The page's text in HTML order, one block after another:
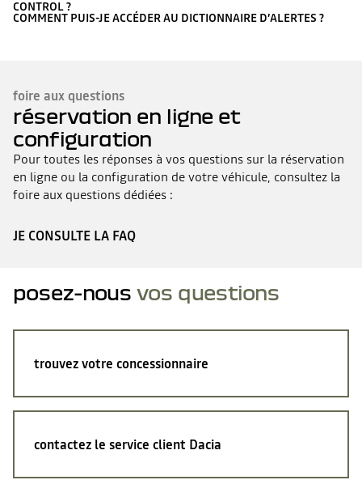
CONTROL ?
COMMENT PUIS-JE ACCÉDER AU DICTIONNAIRE D’ALERTES ?
foire aux questions
réservation en ligne et
configuration
Pour toutes les réponses à vos questions sur la réservation
en ligne ou la configuration de votre véhicule, consultez la
foire aux questions dédiées :
JE CONSULTE LA FAQ
posez-nous vos questions
trouvez votre concessionnaire
contactez le service client Dacia